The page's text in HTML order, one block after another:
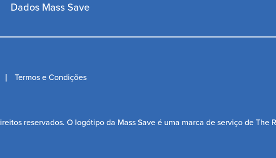
Dados Mass Save
Termos e Condições
reservados. O logótipo da Mass Save é uma marca de serviço de The